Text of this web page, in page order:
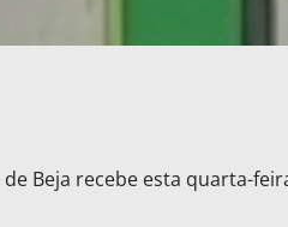
Beja recebe esta quarta-